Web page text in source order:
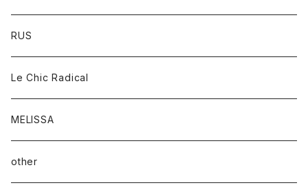
RUS
Le Chic Radical
MELISSA
other